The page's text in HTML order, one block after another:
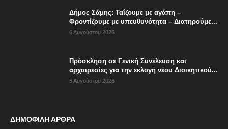
Δήμος Σάμης: Ταΐζουμε με αγάπη –
Φροντίζουμε με υπευθυνότητα – Διατηρούμε...
6 Αυγούστου 2026
Πρόσκληση σε Γενική Συνέλευση και
αρχαιρεσίες για την εκλογή νέου Διοικητικού...
5 Αυγούστου 2026
ΔΗΜΟΦΙΛΗ ΑΡΘΡΑ